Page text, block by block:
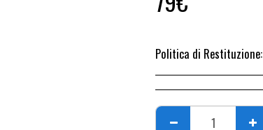
Politica di Restituzione: